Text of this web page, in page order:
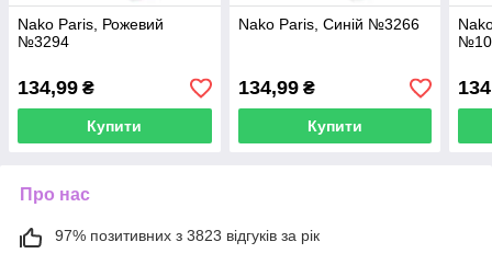
Nako Paris, Рожевий
№3294
134,99 ₴
Купити
Nako Paris, Синій №3266
134,99₴
Купити
Про нас
97% позитивних з 3823 відгуків за рік